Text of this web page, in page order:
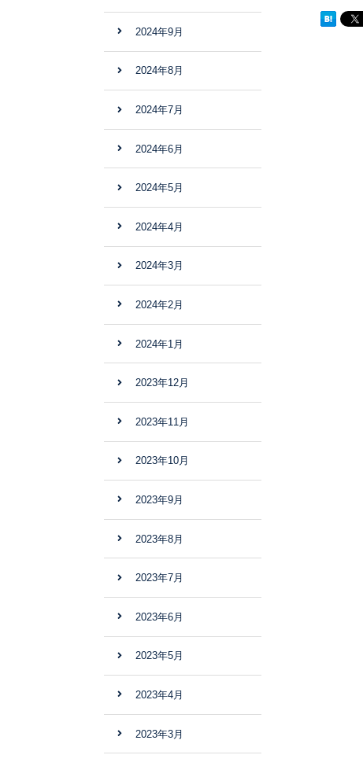
2024年9月
2024年8月
2024年7月
2024年6月
2024年5月
2024年4月
2024年3月
2024年2月
2024年1月
2023年12月
2023年11月
2023年10月
2023年9月
2023年8月
2023年7月
2023年6月
2023年5月
2023年4月
2023年3月